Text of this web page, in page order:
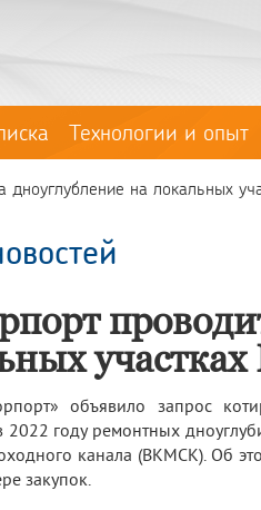
Технологии и опыт
дноуглубление на локальных
объявило запрос
году ремонтных
канала (ВКМСК). Об
закупок.